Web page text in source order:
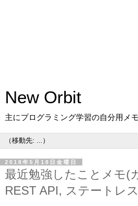
New Orbit
主にプログラミング学習の自分用メモ
2018年5月18日金曜日
最近勉強したことメモ(
REST API, ステートレ